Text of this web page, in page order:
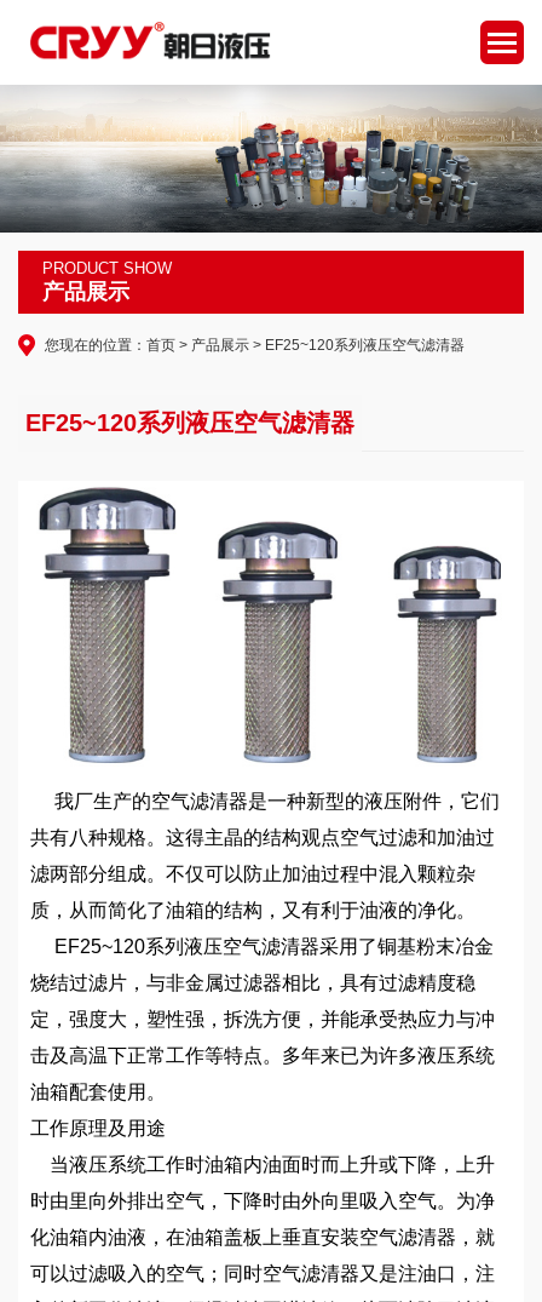
PRODUCT SHOW
产品展示
您现在的位置： 首页 > 产品展示 > EF25~120系列液压空气滤清器
EF25~120系列液压空气滤清器
我厂生产的空气滤清器是一种新型的液压附件，它们
共有八种规格。这得主晶的结构观点空气过滤和加油过
滤两部分组成。不仅可以防止加油过程中混入颗粒杂
质，从而简化了油箱的结构，又有利于油液的净化。
EF25~120系列液压空气滤清器采用了铜基粉末冶金
烧结过滤片，与非金属过滤器相比，具有过滤精度稳
定，强度大，塑性强，拆洗方便，并能承受热应力与冲
击及高温下正常工作等特点。多年来已为许多液压系统
油箱配套使用。
工作原理及用途
当液压系统工作时油箱内油面时而上升或下降，上升
时由里向外排出空气，下降时由外向里吸入空气。为净
化油箱内油液，在油箱盖板上垂直安装空气滤清器，就
可以过滤吸入的空气；同时空气滤清器又是注油口，注